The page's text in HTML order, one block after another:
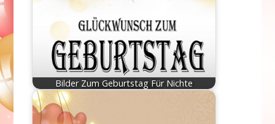
Bilder Zum Geburtstag Für Nichte